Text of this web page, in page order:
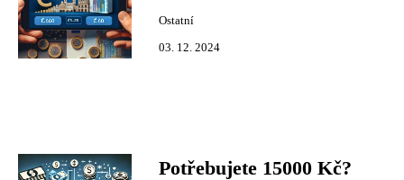
Ostatní
03. 12. 2024
Potřebujete 15000 Kč?